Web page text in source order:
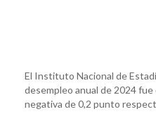
El Instituto Nacional de
desempleo anual de 2024 fue
negativa de 0,2 punto